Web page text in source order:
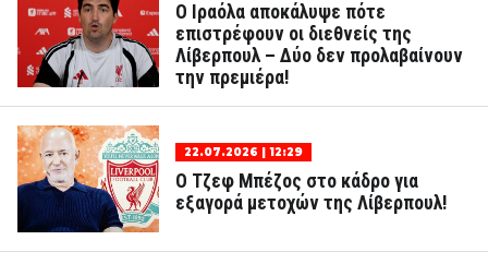
Ο Ιραόλα αποκάλυψε πότε
επιστρέφουν οι διεθνείς της
Λίβερπουλ – Δύο δεν προλαβαίνουν
την πρεμιέρα!
22.07.2026 | 12:29
Ο Τζεφ Μπέζος στο κάδρο για
εξαγορά μετοχών της Λίβερπουλ!